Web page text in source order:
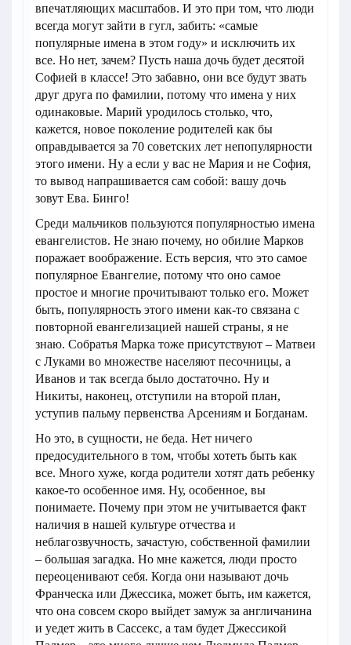
впечатляющих масштабов. И это при том, что люди
всегда могут зайти в гугл, забить: «самые
популярные имена в этом году» и исключить их
все. Но нет, зачем? Пусть наша дочь будет десятой
Софией в классе! Это забавно, они все будут звать
друг друга по фамилии, потому что имена у них
одинаковые. Марий уродилось столько, что,
кажется, новое поколение родителей как бы
оправдывается за 70 советских лет непопулярности
этого имени. Ну а если у вас не Мария и не София,
то вывод напрашивается сам собой: вашу дочь
зовут Ева. Бинго!
Среди мальчиков пользуются популярностью имена
евангелистов. Не знаю почему, но обилие Марков
поражает воображение. Есть версия, что это самое
популярное Евангелие, потому что оно самое
простое и многие прочитывают только его. Может
быть, популярность этого имени как-то связана с
повторной евангелизацией нашей страны, я не
знаю. Собратья Марка тоже присутствуют – Матвеи
с Луками во множестве населяют песочницы, а
Иванов и так всегда было достаточно. Ну и
Никиты, наконец, отступили на второй план,
уступив пальму первенства Арсениям и Богданам.
Но это, в сущности, не беда. Нет ничего
предосудительного в том, чтобы хотеть быть как
все. Много хуже, когда родители хотят дать ребенку
какое-то особенное имя. Ну, особенное, вы
понимаете. Почему при этом не учитывается факт
наличия в нашей культуре отчества и
неблагозвучность, зачастую, собственной фамилии
– большая загадка. Но мне кажется, люди просто
переоценивают себя. Когда они называют дочь
Франческа или Джессика, может быть, им кажется,
что она совсем скоро выйдет замуж за англичанина
и уедет жить в Сассекс, а там будет Джессикой